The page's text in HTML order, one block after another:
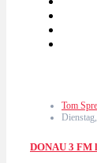
Tom
DONAU 3 FM